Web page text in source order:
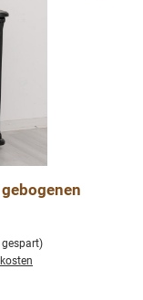
gespart)